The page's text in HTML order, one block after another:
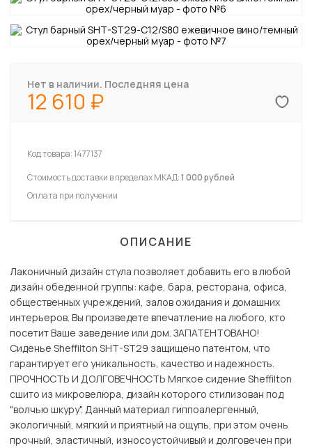
Нет в наличии. Последняя цена
12 610
Код товара:1477137
Стоимость доставки в пределах МКАД:1 000 рублей
Оплата при получении
ОПИСАНИЕ
Лаконичный дизайн стула позволяет добавить его в любой
дизайн обеденной группы: кафе, бара, ресторана, офиса,
общественных учреждений, залов ожидания и домашних
интерьеров. Вы произведете впечатление на любого, кто
посетит Ваше заведение или дом. ЗАПАТЕНТОВАНО!
Сиденье Sheffilton SHT-ST29 защищено патентом, что
гарантирует его уникальность, качество и надежность.
ПРОЧНОСТЬ И ДОЛГОВЕЧНОСТЬ Мягкое сидение Sheffilton
сшито из микровелюра, дизайн которого стилизован под
"волчью шкуру". Данный материал гиппоалергенный,
экологичный, мягкий и приятный на ощупь, при этом очень
прочный, эластичный, износоустойчивый и долговечен при